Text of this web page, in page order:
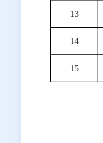
13
14
15